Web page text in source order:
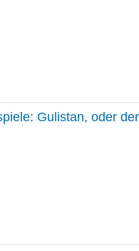
Gulistan, oder